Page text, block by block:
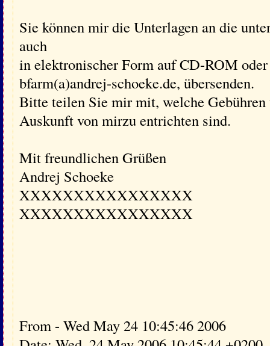
Sie können mir die Unterlagen an die
auch
in elektronischer Form auf CD-ROM
bfarm(a)andrej-schoeke.de, übersenden.
Bitte teilen Sie mir mit, welche
Auskunft von mirzu entrichten sind.
Mit freundlichen Grüßen
Andrej Schoeke
XXXXXXXXXXXXXXXX
XXXXXXXXXXXXXXXX
From - Wed May 24 10:45:46 2006